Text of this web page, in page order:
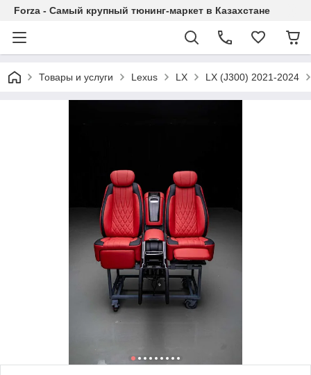
Forza - Самый крупный тюнинг-маркет в Казахстане
Товары и услуги Lexus LX LX (J300) 2021-2024